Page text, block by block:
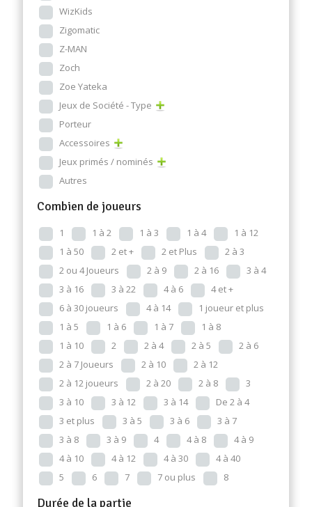
WizKids
Zigomatic
Z-MAN
Zoch
Zoe Yateka
Jeux de Société - Type
Porteur
Accessoires
Jeux primés / nominés
Autres
Combien de joueurs
1 1 à 2 1 à 3 1 à 4
1 à 12
1 à 50
2 et + 2 et Plus
2 à 3
2 ou 4 Joueurs
2 à 9 2 à 16
3 à 4
3 à 16
3 à 22 4 à 6
4 et +
6 à 30 joueurs
4 à 14
1 joueur et plus
1 à 5
1 à 6 1 à 7
1 à 8
1 à 10
2 2 à 4 2 à 5
2 à 6
2 à 7 Joueurs
2 à 10
2 à 12
2 à 12 joueurs
2 à 20 2 à 8
3
3 à 10
3 à 12 3 à 14
De 2 à 4
3 et plus
3 à 5 3 à 6
3 à 7
3 à 8
3 à 9 4 4 à 8
4 à 9
4 à 10
4 à 12 4 à 30
4 à 40
5
6 7 7 ou plus 8
Durée de la partie